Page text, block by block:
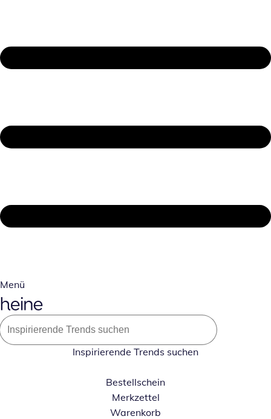
Menü
Inspirierende Trends suchen
Bestellschein
Merkzettel
Warenkorb